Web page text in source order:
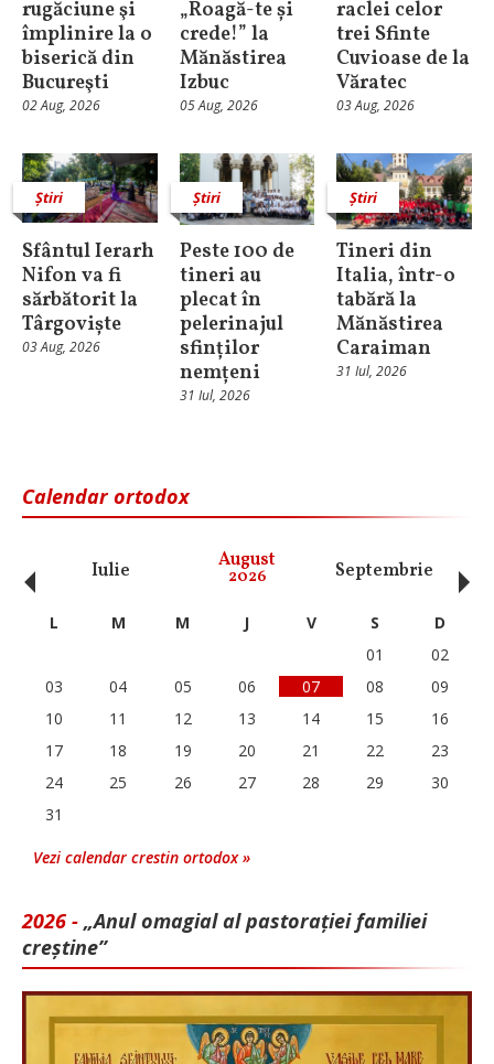
rugăciune şi
împlinire la o
biserică din
Bucureşti
02 Aug, 2026
„Roagă-te și
crede!” la
Mănăstirea
Izbuc
05 Aug, 2026
raclei celor
trei Sfinte
Cuvioase de la
Văratec
03 Aug, 2026
Știri
Sfântul Ierarh
Nifon va fi
sărbătorit la
Târgoviște
03 Aug, 2026
Știri
Peste 100 de
tineri au
plecat în
pelerinajul
sfinților
nemțeni
31 Iul, 2026
Știri
Tineri din
Italia, într-o
tabără la
Mănăstirea
Caraiman
31 Iul, 2026
Calendar ortodox
Iulie August
2026 Septembrie
‹ L M M J V S
D
01
02
03
04 05 06 07 08
09
10
11 12 13 14 15
16
17
18 19 20 21 22
23
24
25 26 27 28 29
30
31
Vezi calendar crestin ortodox »
2026 - „Anul omagial al pastorației familiei
creștine”